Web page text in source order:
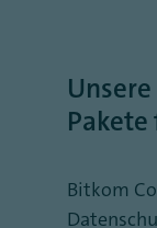
Pakete
Bitkom